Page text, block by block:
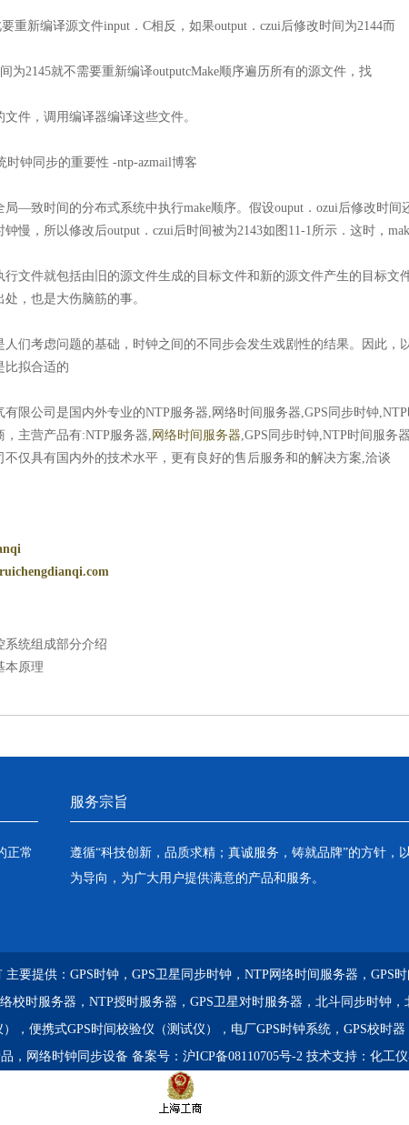
重新编译源文件input．C相反，如果output．czui后修改时间为2144而
为2145就不需要重新编译outputcMake顺序遍历所有的源文件，找
文件，调用编译器编译这些文件。
—致时间的分布式系统中执行make顺序。假设ouput．ozui后修改时间
钟慢，所以修改后output．czui后时间被为2143如图11-1所示．这时，
行文件就包括由旧的源文件生成的目标文件和新的源文件产生的目标
，也是大伤脑筋的事。
人们考虑问题的基础，时钟之间的不同步会发生戏剧性的结果。因此，
比拟合适的
有限公司是国内外专业的NTP服务器,网络时间服务器,GPS同步时钟
，主营产品有:NTP服务器, 网络时间服务器,GPS同步时钟,NTP时间服务
不仅具有国内外的技术水平，更有良好的售后服务和的解决方案,洽谈
系统组成部分介绍
本原理
正常
服务宗旨
遵循“科技创新，品质求精；真诚服务，铸就品牌”的方针，
为导向，为广大用户提供满意的产品和服务。
要提供： GPS时钟，GPS卫星同步时钟，NTP网络时间服务器，GPS
校时服务器，NTP授时服务器，GPS卫星对时服务器，北斗同步时钟
，便携式GPS时间校验仪（测试仪），电厂GPS时钟系统，GPS校时
，网络时钟同步设备 备案号： 沪ICP备08110705号-2技术支持： 化工仪